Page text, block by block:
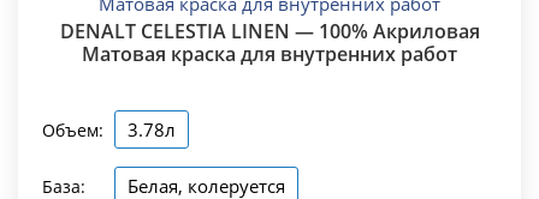
DENALT CELESTIA LINEN — 100% Акриловая
Матовая краска для внутренних работ
Объем: 3.78л
База: Белая, колеруется